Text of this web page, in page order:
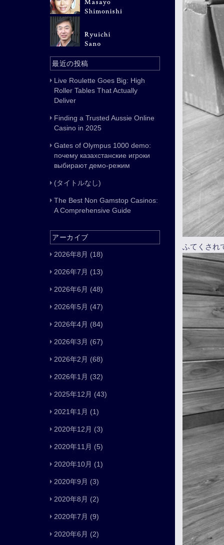
ふてくされ
最近の投稿
Live Roulette Goes Big: High
Roller Tables That Actually
Deliver
Finding a Trusted Aussie Online
Casino in 2025
Gates of Olympus 1000 demo:
почему казахстанские игроки
выбирают демо-режим
(タイトルなし)
The Best Non Gamstop Casinos:
A Comprehensive Guide
アーカイブ
2026年8月 (18)
2026年7月 (13)
2026年6月 (48)
2026年5月 (47)
2026年4月 (84)
2026年3月 (67)
2026年2月 (68)
2026年1月 (32)
2025年12月 (43)
2021年1月 (1)
2020年12月 (3)
2020年11月 (5)
2020年10月 (1)
2020年9月 (3)
2020年8月 (2)
2020年7月 (9)
2020年6月 (2)